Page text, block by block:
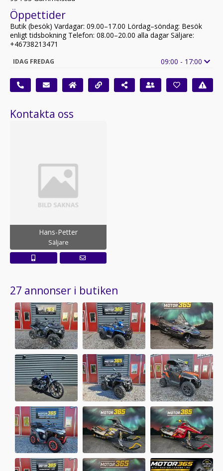
Öppettider
Butik (besök) Vardagar: 09.00–17.00 Lördag–söndag: Besök
enligt tidsbokning Telefon: 08.00–20.00 alla dagar Säljare:
+46738213471
IDAG FREDAG 09:00 - 17:00
Kontakta oss
Hans-Petter
Säljare
27 annonser i butiken